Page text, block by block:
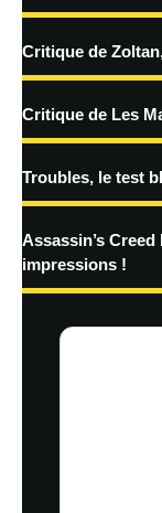
Critique de
Critique de Les
Troubles, le test
Assassin’s
impressions !